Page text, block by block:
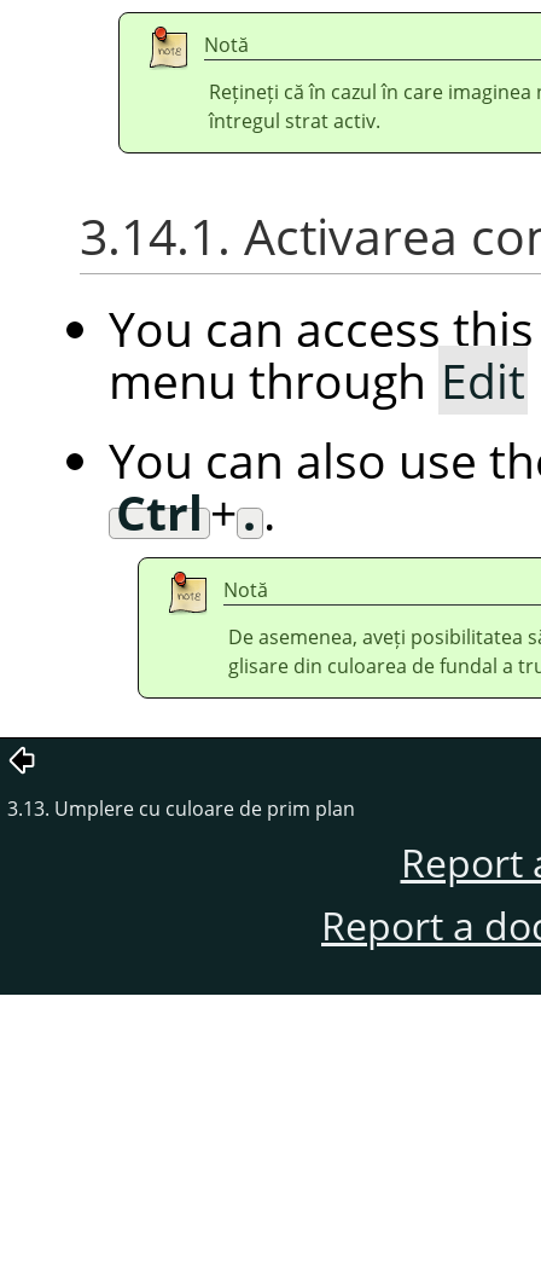
Notă
Rețineți că în cazul în care
întregul strat activ.
3.14.1. Activarea
You can access
menu through Edit
You can also use
Ctrl+..
Notă
De asemenea, aveți posibilitatea
glisare din culoarea de fundal a
3.13. Umplere cu culoare de prim plan
Report
Report a